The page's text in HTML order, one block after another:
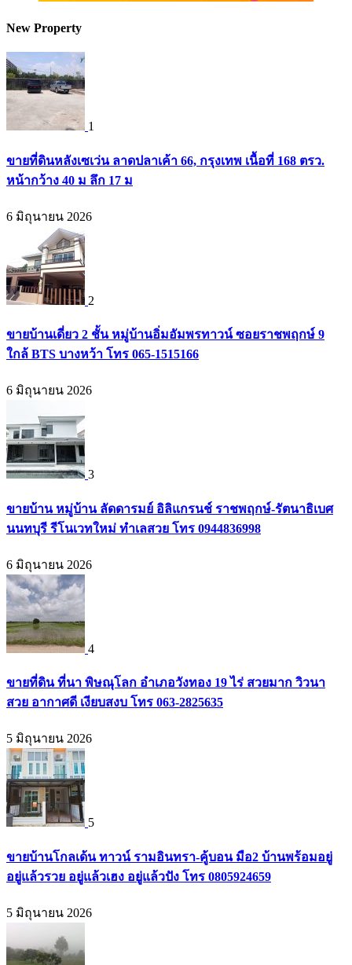
New Property
1
ขายที่ดินหลังเซเว่น ลาดปลาเค้า 66, กรุงเทพ เนื้อที่ 168 ตรว.
หน้ากว้าง 40 ม ลึก 17 ม
6 มิถุนายน 2026
2
ขายบ้านเดี่ยว 2 ชั้น หมู่บ้านอิ่มอัมพรทาวน์ ซอยราชพฤกษ์ 9
ใกล้ BTS บางหว้า โทร 065-1515166
6 มิถุนายน 2026
3
ขายบ้าน หมู่บ้าน ลัดดารมย์ อิลิแกรนช์ ราชพฤกษ์-รัตนาธิเบศ
นนทบุรี รีโนเวทใหม่ ทำเลสวย โทร 0944836998
6 มิถุนายน 2026
4
ขายที่ดิน ที่นา พิษณุโลก อำเภอวังทอง 19 ไร่ สวยมาก วิวนา
สวย อากาศดี เงียบสงบ โทร 063-2825635
5 มิถุนายน 2026
5
ขายบ้านโกลเด้น ทาวน์ รามอินทรา-คู้บอน มือ2 บ้านพร้อมอยู่
อยู่แล้วรวย อยู่แล้วเฮง อยู่แล้วปัง โทร 0805924659
5 มิถุนายน 2026